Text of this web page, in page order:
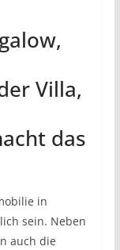
Villa,
das
in
sein. Neben
auch die